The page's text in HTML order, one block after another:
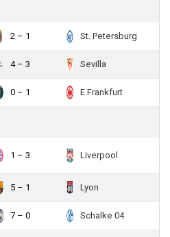
2 – 1 St. Petersburg
4 – 3 Sevilla
0 – 1 E.Frankfurt
1 – 3 Liverpool
5 – 1 Lyon
7 – 0 Schalke 04